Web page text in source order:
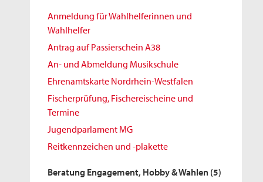
Anmeldung für Wahlhelferinnen und
Wahlhelfer
Antrag auf Passierschein A38
An- und Abmeldung Musikschule
Ehrenamtskarte Nordrhein-Westfalen
Fischerprüfung, Fischereischeine und
Termine
Jugendparlament MG
Reitkennzeichen und -plakette
Beratung Engagement, Hobby & Wahlen (5)